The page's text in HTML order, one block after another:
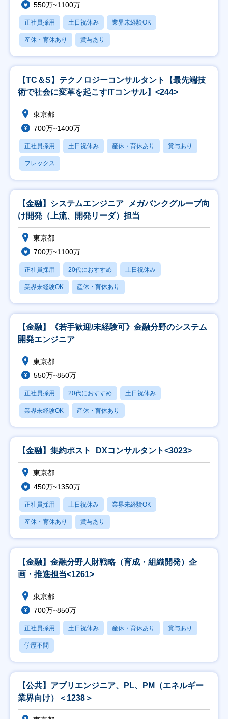
550万~1100万
正社員採用 土日祝休み 業界未経験OK
産休・育休あり 賞与あり
【TC＆S】テクノロジーコンサルタント【最先端技
術で社会に変革を起こすITコンサル】<244>
東京都
700万~1400万
正社員採用 土日祝休み 産休・育休あり 賞与あり
フレックス
【金融】システムエンジニア_メガバンクグループ向
け開発（上流、開発リーダ）担当
東京都
700万~1100万
正社員採用 20代におすすめ 土日祝休み
業界未経験OK 産休・育休あり
【金融】《若手歓迎/未経験可》金融分野のシステム
開発エンジニア
東京都
550万~850万
正社員採用 20代におすすめ 土日祝休み
業界未経験OK 産休・育休あり
【金融】集約ポスト_DXコンサルタント<3023>
東京都
450万~1350万
正社員採用 土日祝休み 業界未経験OK
産休・育休あり 賞与あり
【金融】金融分野人財戦略（育成・組織開発）企
画・推進担当<1261>
東京都
700万~850万
正社員採用 土日祝休み 産休・育休あり 賞与あり
学歴不問
【公共】アプリエンジニア、PL、PM（エネルギー
業界向け）＜1238＞